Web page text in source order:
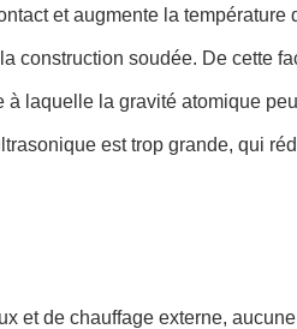
et augmente la
construction soudée. De cette
à laquelle la gravité atomique
est trop grande, qui
et de chauffage externe,